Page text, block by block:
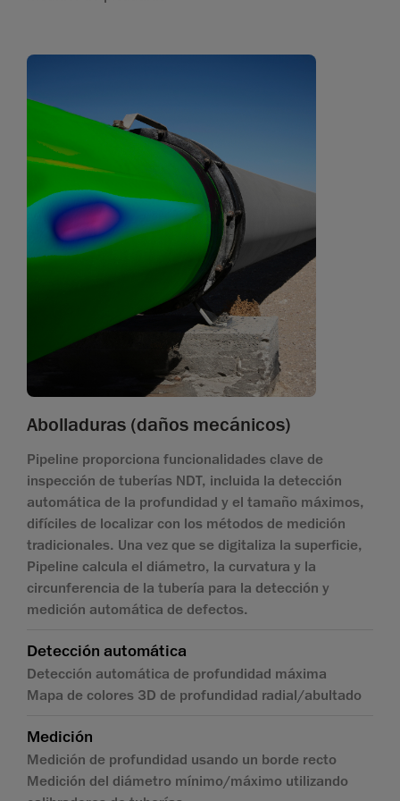
Abolladuras (daños mecánicos)
Pipeline proporciona funcionalidades clave de
inspección de tuberías NDT, incluida la detección
automática de la profundidad y el tamaño máximos,
difíciles de localizar con los métodos de medición
tradicionales. Una vez que se digitaliza la superficie,
Pipeline calcula el diámetro, la curvatura y la
circunferencia de la tubería para la detección y
medición automática de defectos.
Detección automática
Detección automática de profundidad máxima
Mapa de colores 3D de profundidad radial/abultado
Medición
Medición de profundidad usando un borde recto
Medición del diámetro mínimo/máximo utilizando